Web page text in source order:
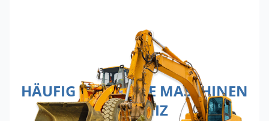
HÄUFIG GEMIETETE MASCHINEN
IN KÖNIZ